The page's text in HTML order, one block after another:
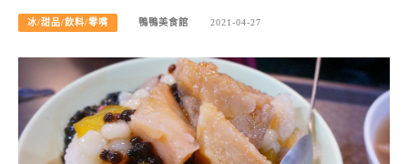
冰/甜品/飲料/零嘴 鴨鴨美食館 2021-04-27